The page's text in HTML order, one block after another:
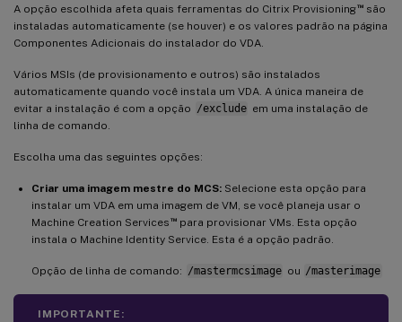
A opção escolhida afeta quais ferramentas do Citrix Provisioning™são
instaladas automaticamente (se houver) e os valores padrão na página
Componentes Adicionais do instalador do VDA.
Vários MSIs (de provisionamento e outros) são instalados
automaticamente quando você instala um VDA. A única maneira de
evitar a instalação é com a opção /exclude em uma instalação de
linha de comando.
Escolha uma das seguintes opções:
Criar uma imagem mestre do MCS: Selecione esta opção para
instalar um VDA em uma imagem de VM, se você planeja usar o
Machine Creation Services ™para provisionar VMs. Esta opção
instala o Machine Identity Service. Esta é a opção padrão.
Opção de linha de comando: /mastermcsimage ou /masterimage
IMPORTANTE: